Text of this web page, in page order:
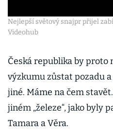
Nejlepší světový snajpr přijel
Videohub
Česká republika by proto
výzkumu zůstat pozadu
jiné. Máme na čem
jiném „železe“, jako byly
Tamara a Věra.